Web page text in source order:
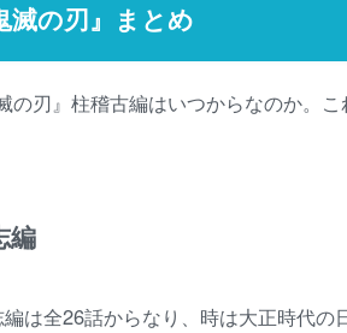
滅の刃』まとめ
の刃』柱稽古編はいつからなのか。
編
は全26話からなり、時は大正時代の